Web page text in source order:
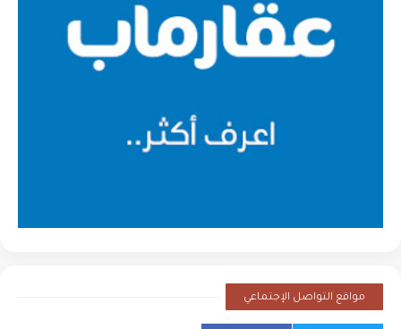
مواقع التواصل الإجتماعي